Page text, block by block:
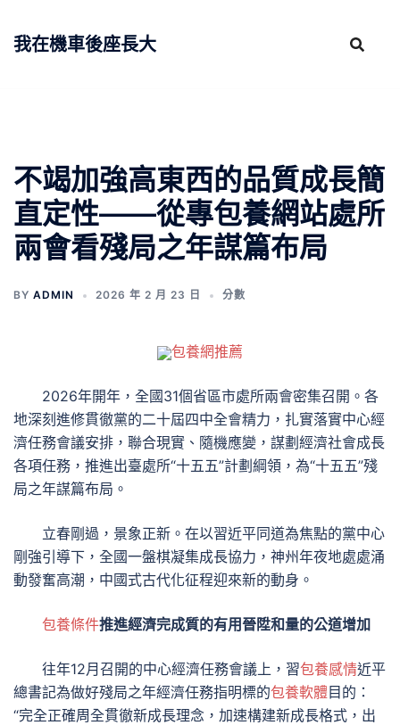
我在機車後座長大
不竭加強高東西的品質成長簡
直定性——從專包養網站處所
兩會看殘局之年謀篇布局
BY ADMIN 2026 年 2 月 23 日 分數
包養網推薦
2026年開年，全國31個省區市處所兩會密集召開。各
地深刻進修貫徹黨的二十屆四中全會精力，扎實落實中心經
濟任務會議安排，聯合現實、隨機應變，謀劃經濟社會成長
各項任務，推進出臺處所“十五五”計劃綱領，為“十五五”殘
局之年謀篇布局。
立春剛過，景象正新。在以習近平同道為焦點的黨中心
剛強引導下，全國一盤棋凝集成長協力，神州年夜地處處涌
動發奮高潮，中國式古代化征程迎來新的動身。
包養條件推進經濟完成質的有用晉陞和量的公道增加
往年12月召開的中心經濟任務會議上，習包養感情近平
總書記為做好殘局之年經濟任務指明標的包養軟體 目的：
“完全正確周全貫徹新成長理念，加速構建新成長格式，出